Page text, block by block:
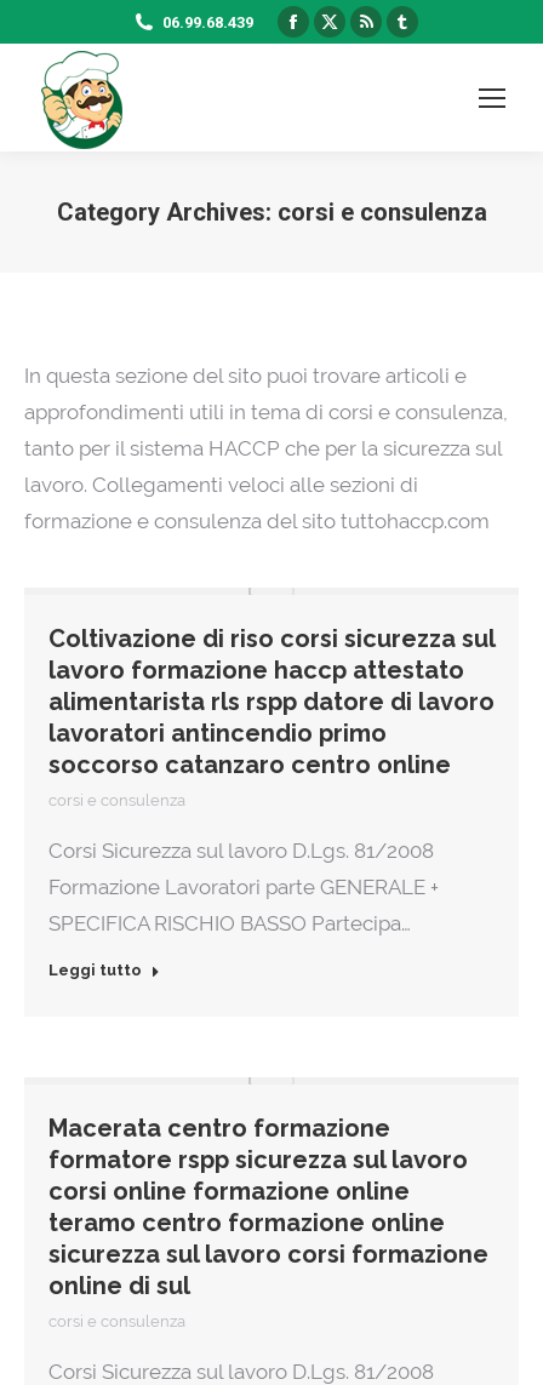
06.99.68.439
Facebook
X
Rss Tumblr
Category Archives: corsi e consulenza
In questa sezione del sito puoi trovare articoli e
approfondimenti utili in tema di corsi e consulenza,
tanto per il sistema HACCP che per la sicurezza sul
lavoro. Collegamenti veloci alle sezioni di
formazione e consulenza del sito tuttohaccp.com
Coltivazione di riso corsi sicurezza sul
lavoro formazione haccp attestato
alimentarista rls rspp datore di lavoro
lavoratori antincendio primo
soccorso catanzaro centro online
corsi e consulenza
Corsi Sicurezza sul lavoro D.Lgs. 81/2008
Formazione Lavoratori parte GENERALE +
SPECIFICA RISCHIO BASSO Partecipa…
Leggi tutto
Macerata centro formazione
formatore rspp sicurezza sul lavoro
corsi online formazione online
teramo centro formazione online
sicurezza sul lavoro corsi formazione
online di sul
corsi e consulenza
Corsi Sicurezza sul lavoro D.Lgs. 81/2008